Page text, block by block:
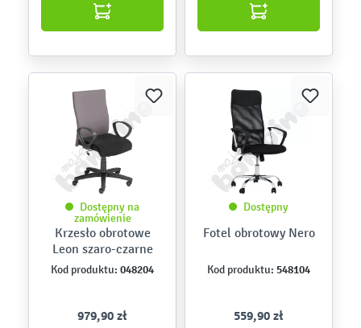
Dostępny na
zamówienie
Krzesło obrotowe
Leon szaro-czarne
Kod produktu: 048204
979,90 zł
Dostępny
Fotel obrotowy Nero
Kod produktu: 548104
559,90 zł